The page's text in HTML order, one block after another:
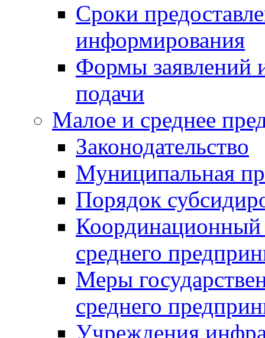
Сроки
информирования
Формы заявлений
подачи
Малое и среднее
Законодательство
Муниципальная
Порядок
Координационный
среднего
Меры
среднего
Учреждения